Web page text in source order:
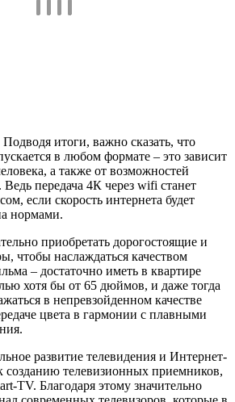
определяют
Интернета